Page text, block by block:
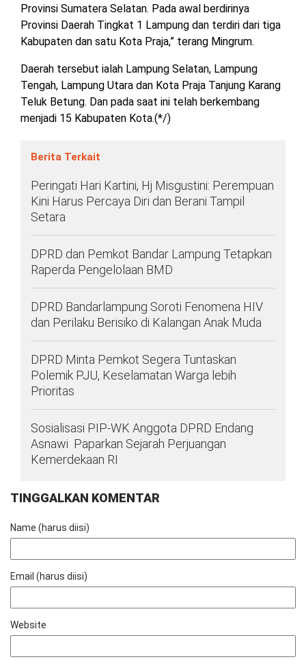
Provinsi Sumatera Selatan. Pada awal berdirinya
Provinsi Daerah Tingkat 1 Lampung dan terdiri dari tiga
Kabupaten dan satu Kota Praja,” terang Mingrum.
Daerah tersebut ialah Lampung Selatan, Lampung
Tengah, Lampung Utara dan Kota Praja Tanjung Karang
Teluk Betung. Dan pada saat ini telah berkembang
menjadi 15 Kabupaten Kota.(*/)
Berita Terkait
Peringati Hari Kartini, Hj Misgustini: Perempuan
Kini Harus Percaya Diri dan Berani Tampil
Setara
DPRD dan Pemkot Bandar Lampung Tetapkan
Raperda Pengelolaan BMD
DPRD Bandarlampung Soroti Fenomena HIV
dan Perilaku Berisiko di Kalangan Anak Muda
DPRD Minta Pemkot Segera Tuntaskan
Polemik PJU, Keselamatan Warga lebih
Prioritas
Sosialisasi PIP-WK Anggota DPRD Endang
Asnawi Paparkan Sejarah Perjuangan
Kemerdekaan RI
TINGGALKAN KOMENTAR
Name (harus diisi)
Email (harus diisi)
Website